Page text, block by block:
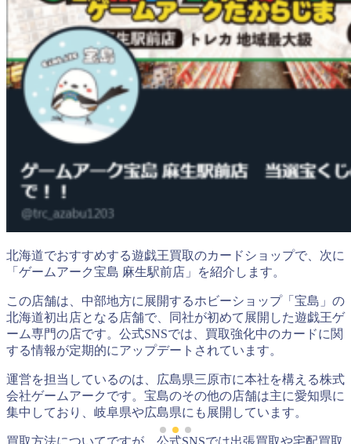
北海道でおすすめする遊戯王買取のカードショップで、次に
「ゲームアーク宝島 麻生駅前店」を紹介します。
この店舗は、中部地方に展開するホビーショップ「宝島」の
北海道初出店となる店舗で、同社が初めて展開した遊戯王ゲ
ーム専門の店です。公式SNSでは、買取強化中のカードに関
する情報が定期的にアップデートされています。
運営を担当しているのは、広島県三原市に本社を構える株式
会社ゲームアークです。宝島のその他の店舗は主に愛知県に
集中しており、岐阜県や広島県にも展開しています。
買取方法についてですが、公式SNSでは出張買取や宅配買取